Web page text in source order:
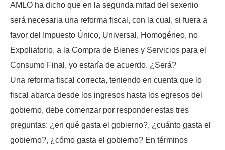
AMLO ha dicho que en la segunda mitad del sexenio
será necesaria una reforma fiscal, con la cual, si fuera a
favor del Impuesto Único, Universal, Homogéneo, no
Expoliatorio, a la Compra de Bienes y Servicios para el
Consumo Final, yo estaría de acuerdo. ¿Será?
Una reforma fiscal correcta, teniendo en cuenta que lo
fiscal abarca desde los ingresos hasta los egresos del
gobierno, debe comenzar por responder estas tres
preguntas: ¿en qué gasta el gobierno?, ¿cuánto gasta el
gobierno?, ¿cómo gasta el gobierno? En términos